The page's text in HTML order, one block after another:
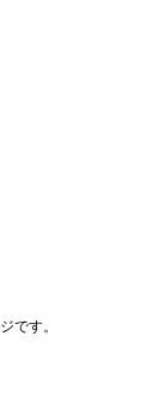
です。